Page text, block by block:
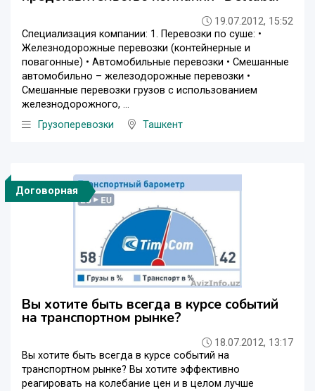
19.07.2012, 15:52
Специализация компании: 1. Перевозки по суше: •
Железнодорожные перевозки (контейнерные и
повагонные) • Автомобильные перевозки • Смешанные
автомобильно – железодорожные перевозки •
Смешанные перевозки грузов с использованием
железнодорожного, ...
Грузоперевозки
Ташкент
Договорная
Вы хотите быть всегда в курсе событий
на транспортном рынке?
18.07.2012, 13:17
Вы хотите быть всегда в курсе событий на
транспортном рынке? Вы хотите эффективно
реагировать на колебание цен и в целом лучше